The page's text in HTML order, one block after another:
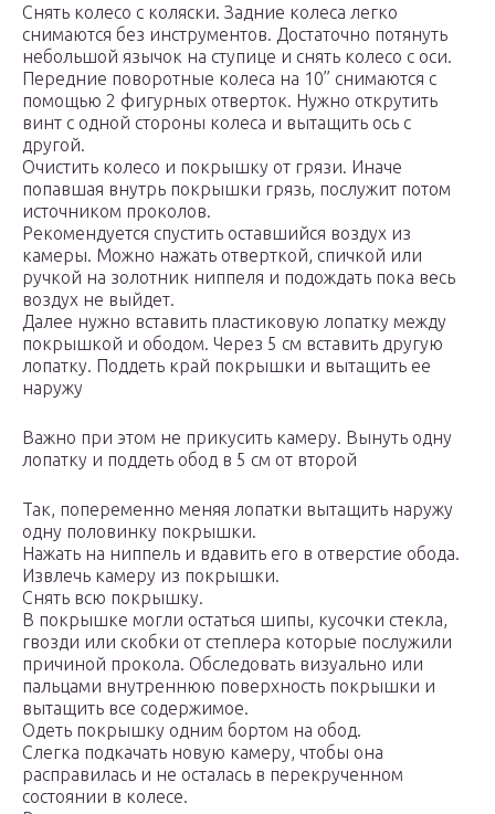
Снять колесо с коляски. Задние колеса легко
снимаются без инструментов. Достаточно потянуть
небольшой язычок на ступице и снять колесо с оси.
Передние поворотные колеса на 10’’ снимаются с
помощью 2 фигурных отверток. Нужно открутить
винт с одной стороны колеса и вытащить ось с
другой.
Очистить колесо и покрышку от грязи. Иначе
попавшая внутрь покрышки грязь, послужит потом
источником проколов.
Рекомендуется спустить оставшийся воздух из
камеры. Можно нажать отверткой, спичкой или
ручкой на золотник ниппеля и подождать пока весь
воздух не выйдет.
Далее нужно вставить пластиковую лопатку между
покрышкой и ободом. Через 5 см вставить другую
лопатку. Поддеть край покрышки и вытащить ее
наружу
Важно при этом не прикусить камеру. Вынуть одну
лопатку и поддеть обод в 5 см от второй
Так, попеременно меняя лопатки вытащить наружу
одну половинку покрышки.
Нажать на ниппель и вдавить его в отверстие обода.
Извлечь камеру из покрышки.
Снять всю покрышку.
В покрышке могли остаться шипы, кусочки стекла,
гвозди или скобки от степлера которые послужили
причиной прокола. Обследовать визуально или
пальцами внутреннюю поверхность покрышки и
вытащить все содержимое.
Одеть покрышку одним бортом на обод.
Слегка подкачать новую камеру, чтобы она
расправилась и не осталась в перекрученном
состоянии в колесе.